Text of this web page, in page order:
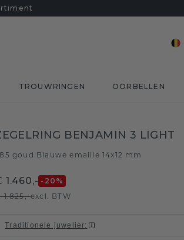
TROUWRINGEN OORBELLEN
BENJAMIN 3 LIGHT
goud Blauwe emaille 14x12 mm
1.460,- -20 %
1.825,-excl. BTW
Traditionele juwelier: